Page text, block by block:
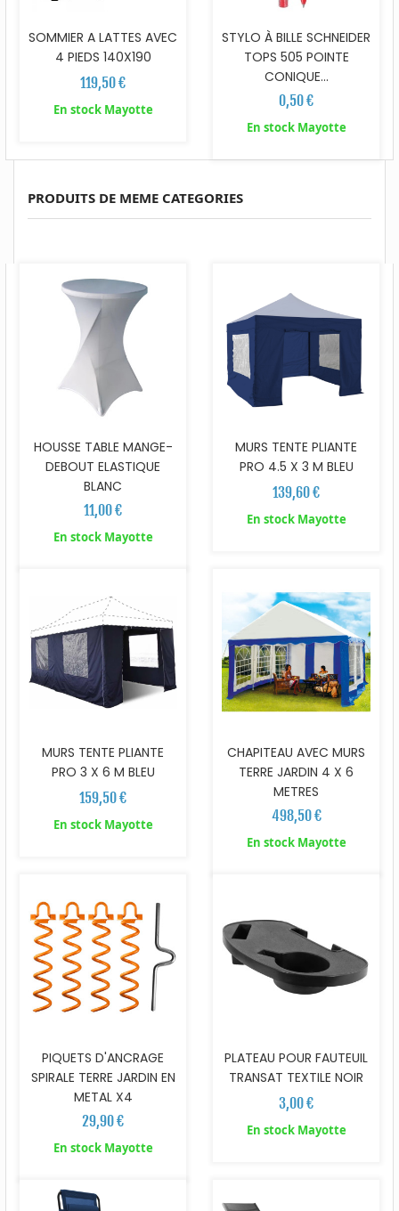
SOMMIER A LATTES AVEC
4 PIEDS 140X190
119,50 €
En stock Mayotte
STYLO À BILLE SCHNEIDER
TOPS 505 POINTE
CONIQUE...
0,50 €
En stock Mayotte
PRODUITS DE MEME CATEGORIES
HOUSSE TABLE MANGE-
DEBOUT ELASTIQUE
BLANC
11,00 €
En stock Mayotte
MURS TENTE PLIANTE
PRO 4.5 X 3 M BLEU
139,60 €
En stock Mayotte
MURS TENTE PLIANTE
PRO 3 X 6 M BLEU
159,50 €
En stock Mayotte
CHAPITEAU AVEC MURS
TERRE JARDIN 4 X 6
METRES
498,50 €
En stock Mayotte
PIQUETS D'ANCRAGE
SPIRALE TERRE JARDIN EN
METAL X4
29,90 €
En stock Mayotte
PLATEAU POUR FAUTEUIL
TRANSAT TEXTILE NOIR
3,00 €
En stock Mayotte